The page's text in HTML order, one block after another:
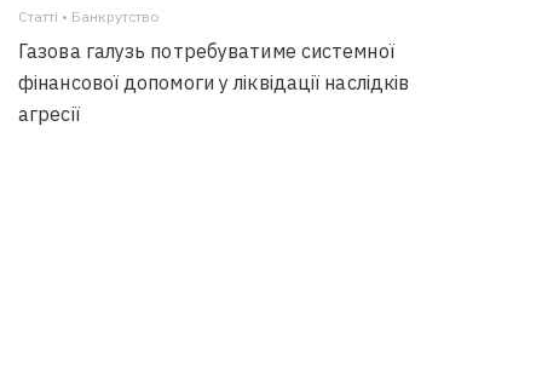
Статті • Банкрутство
Газова галузь потребуватиме системної
фінансової допомоги у ліквідації наслідків
агресії